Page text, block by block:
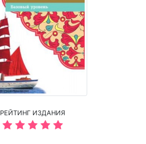
РЕЙТИНГ ИЗДАНИЯ